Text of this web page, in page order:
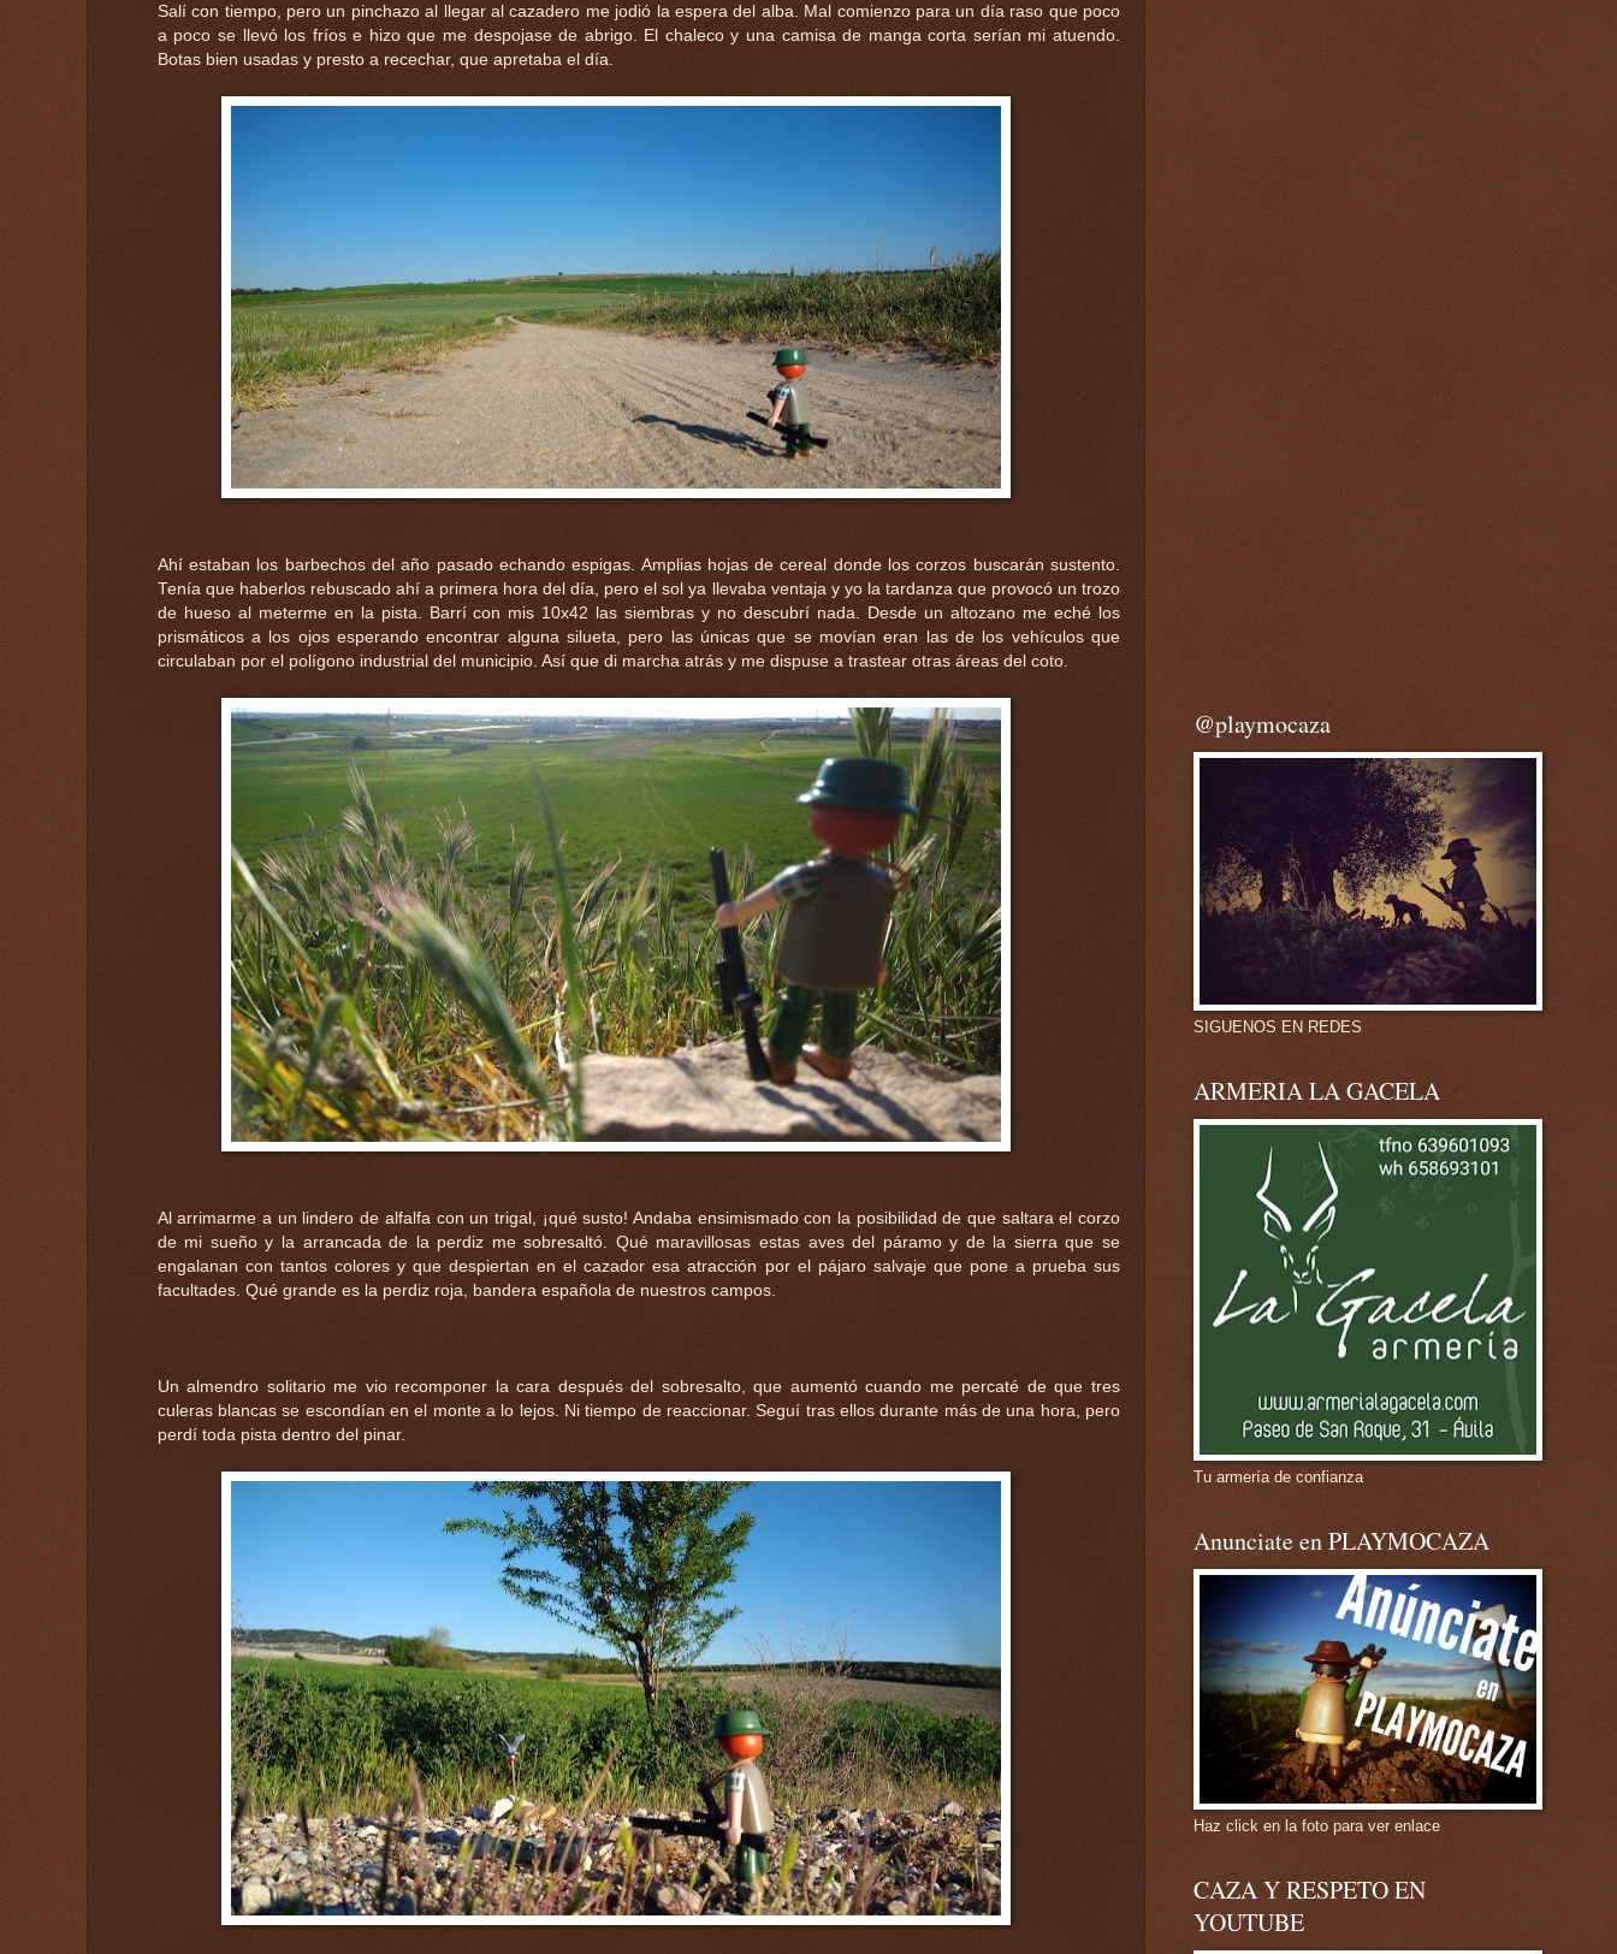
Salí con tiempo, pero un pinchazo al llegar al cazadero me jodió la espera del alba. Mal comienzo para un día raso que poco
a poco se llevó los fríos e hizo que me despojase de abrigo. El chaleco y una camisa de manga corta serían mi atuendo.
Botas bien usadas y presto a recechar, que apretaba el día.
Ahí estaban los barbechos del año pasado echando espigas. Amplias hojas de cereal donde los corzos buscarán sustento.
Tenía que haberlos rebuscado ahí a primera hora del día, pero el sol ya llevaba ventaja y yo la tardanza que provocó un trozo
de hueso al meterme en la pista. Barrí con mis 10x42 las siembras y no descubrí nada. Desde un altozano me eché los
prismáticos a los ojos esperando encontrar alguna silueta, pero las únicas que se movían eran las de los vehículos que
circulaban por el polígono industrial del municipio. Así que di marcha atrás y me dispuse a trastear otras áreas del coto.
Al arrimarme a un lindero de alfalfa con un trigal, ¡qué susto! Andaba ensimismado con la posibilidad de que saltara el corzo
de mi sueño y la arrancada de la perdiz me sobresaltó. Qué maravillosas estas aves del páramo y de la sierra que se
engalanan con tantos colores y que despiertan en el cazador esa atracción por el pájaro salvaje que pone a prueba sus
facultades. Qué grande es la perdiz roja, bandera española de nuestros campos.
Un almendro solitario me vio recomponer la cara después del sobresalto, que aumentó cuando me percaté de que tres
culeras blancas se escondían en el monte a lo lejos. Ni tiempo de reaccionar. Seguí tras ellos durante más de una hora, pero
perdí toda pista dentro del pinar.
@playmocaza
SIGUENOS EN REDES
ARMERIA LA GACELA
Tu armería de confianza
Anunciate en PLAYMOCAZA
Haz click en la foto para ver enlace
CAZA Y RESPETO EN
YOUTUBE